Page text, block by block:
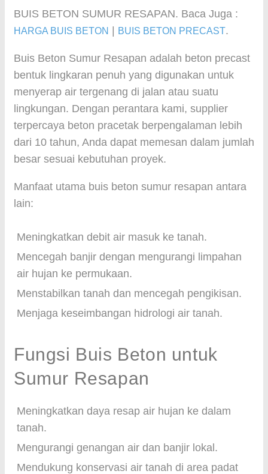
BUIS BETON SUMUR RESAPAN. Baca Juga :
HARGA BUIS BETON BUIS BETON PRECAST.
Buis Beton Sumur Resapan adalah beton precast
bentuk lingkaran penuh yang digunakan untuk
menyerap air tergenang di jalan atau suatu
lingkungan. Dengan perantara kami, supplier
terpercaya beton pracetak berpengalaman lebih
dari 10 tahun, Anda dapat memesan dalam jumlah
besar sesuai kebutuhan proyek.
Manfaat utama buis beton sumur resapan antara
lain:
Meningkatkan debit air masuk ke tanah.
Mencegah banjir dengan mengurangi limpahan
air hujan ke permukaan.
Menstabilkan tanah dan mencegah pengikisan.
Menjaga keseimbangan hidrologi air tanah.
Fungsi Buis Beton untuk
Sumur Resapan
Meningkatkan daya resap air hujan ke dalam
tanah.
Mengurangi genangan air dan banjir lokal.
Mendukung konservasi air tanah di area padat